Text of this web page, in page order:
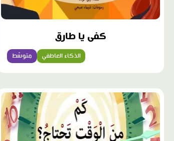
كفى يا طارق
متوسّط الذكاء العاطفي
محتوى
مميّز